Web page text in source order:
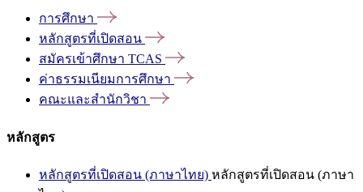
การศึกษา
หลักสูตรที่เปิดสอน
สมัครเข้าศึกษา TCAS
ค่าธรรมเนียมการศึกษา
คณะและสำนักวิชา
หลักสูตร
หลักสูตรที่เปิดสอน (ภาษาไทย) หลักสูตรที่เปิดสอน (ภาษา